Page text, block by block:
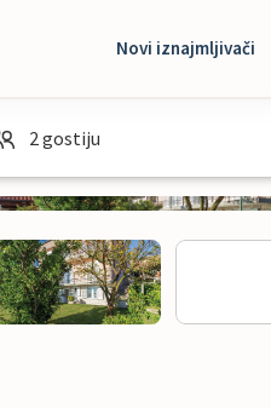
Novi iznajmljivači
2 gostiju